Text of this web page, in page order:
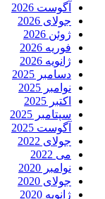
آگوست 2026
جولای 2026
ژوئن 2026
فوریه 2026
ژانویه 2026
دسامبر 2025
نوامبر 2025
اکتبر 2025
سپتامبر 2025
آگوست 2025
جولای 2022
می 2022
نوامبر 2020
جولای 2020
ژانویه 2020